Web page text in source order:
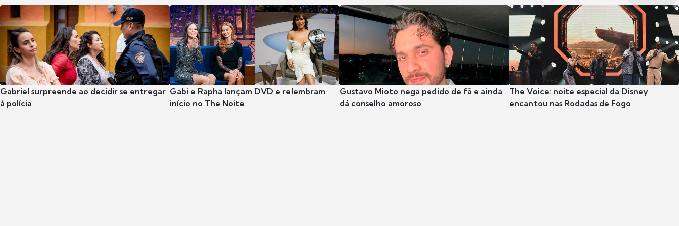
Gabriel surpreende ao decidir se entregar
à polícia
Gabi e Rapha lançam DVD e relembram
início no The Noite
Gustavo Mioto nega pedido de fã e ainda
dá conselho amoroso
The Voice: noite especial da Disney
encantou nas Rodadas de Fogo